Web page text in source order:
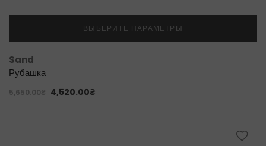
ВЫБЕРИТЕ ПАРАМЕТРЫ
Sand
Рубашка
5,650.00₴ 4,520.00₴